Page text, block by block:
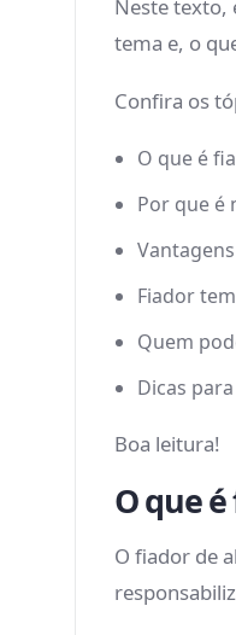
Neste texto,
tema e, o
Confira os
O que é
Por que é
Fiador
Quem
Dicas
Boa leitura!
O que
O fiador de